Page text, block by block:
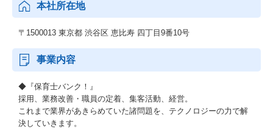
本社所在地
〒1500013 東京都 渋谷区 恵比寿 四丁目9番10号
事業内容
◆『保育士バンク！』
採用、業務改善・職員の定着、集客活動、経営。
これまで業界があきらめていた諸問題を、テクノロジーの力で解
決していきます。